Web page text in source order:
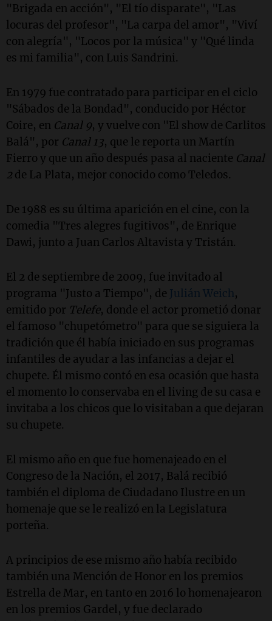
"Brigada en acción", "El tío disparate", "Las
locuras del profesor", "La carpa del amor", "Viví
con alegría", "Locos por la música" y "Qué linda
es mi familia", con Luis Sandrini.
En 1979 fue contratado para participar en el ciclo
"Sábados de la Bondad", conducido por Héctor
Coire, en Canal 9, y vuelve con "El show de Carlitos
Balá", por Canal 13, que le reporta un Martín
Fierro y que un año después pasa al naciente Canal
2 de La Plata, mejor conocido como Teledos.
De 1988 es su última aparición en el cine, con la
comedia "Tres alegres fugitivos", de Enrique
Dawi, junto a Juan Carlos Altavista y Tristán.
El 2 de septiembre de 2009, fue invitado al
programa "Justo a Tiempo", de Julián Weich,
emitido por Telefe, donde el actor prometió donar
el famoso "chupetómetro" para que se siguiera la
tradición que él había iniciado en sus programas
infantiles de ayudar a las infancias a dejar el
chupete. Él mismo contó en esa ocasión que hasta
el momento lo conservaba en el living de su casa e
invitaba a los chicos que lo visitaban a que dejaran
su chupete.
El mismo año en que fue homenajeado en el
Congreso de la Nación, el 2017, Balá recibió
también el diploma de Ciudadano Ilustre en un
homenaje que se le realizó en la Legislatura
porteña.
A principios de ese mismo año había recibido
también una Mención de Honor en los premios
Estrella de Mar, en tanto en 2016 lo homenajearon
en los premios Gardel, y fue declarado